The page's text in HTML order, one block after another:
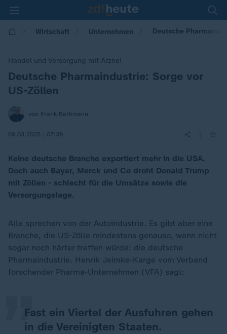
Wirtschaft Unternehmen Deutsche
Handel und Versorgung mit Arznei
:Deutsche Pharmaindustrie: Sorge vor
US-Zöllen
von Frank Bethmann
09.03.2025 | 07:39
Keine deutsche Branche exportiert mehr in die USA.
Doch auch Bayer, Merck und Co droht Donald Trump
mit Zöllen - schlecht für die Umsätze sowie die
Versorgungslage.
Alle sprechen von der Autoindustrie. Es gibt aber eine
Branche, die US-Zölle mindestens genauso, wenn nicht
sogar noch härter treffen würde: die deutsche
Pharmaindustrie. Henrik Jeimke-Karge vom Verband
forschender Pharma-Unternehmen (VFA) sagt:
Fast ein Viertel der Ausfuhren gehen
in die Vereinigten Staaten.
„